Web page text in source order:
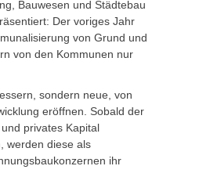
Bauwesen und Städtebau
Der voriges Jahr
von Grund und
von den Kommunen nur
sondern neue, von
eröffnen. Sobald der
privates Kapital
werden diese als
ihr